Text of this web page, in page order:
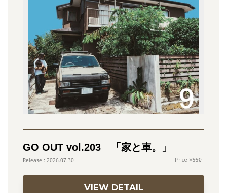
GO OUT vol.203 「家と車。」
2026.07.30 990
VIEW DETAIL